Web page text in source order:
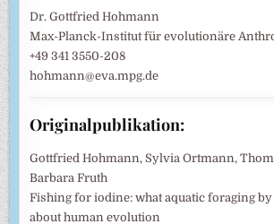
Dr. Gottfried Hohmann
Max-Planck-Institut für evolutionäre
+49 341 3550-208
hohmann@eva.mpg.de
Originalpublikation:
Gottfried Hohmann, Sylvia Ortmann,
Barbara Fruth
Fishing for iodine: what aquatic foraging
about human evolution